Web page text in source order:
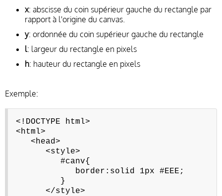
x: abscisse du coin supérieur gauche du rectangle par
rapport à l'origine du canvas.
y: ordonnée du coin supérieur gauche du rectangle
l: largeur du rectangle en pixels
h: hauteur du rectangle en pixels
Exemple:
<!DOCTYPE html>
<html>
<head>
<style>
#canv{
border:solid 1px #EEE;
}
</style>